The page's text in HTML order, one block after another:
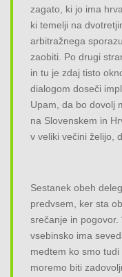
zagato, ki jo ima
ki temelji na
arbitražnega
zaobiti. Po drugi
in tu je zdaj tisto
dialogom doseči
Upam, da bo dovolj
na Slovenskem in
v veliki večini želijo,
Sestanek obeh
predvsem, ker sta
srečanje in pogovor.
vsebinsko ima
medtem ko smo
moremo biti